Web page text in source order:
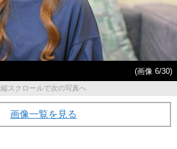
(画像 6/30)
縦スクロールで次の写真へ
画像一覧を見る